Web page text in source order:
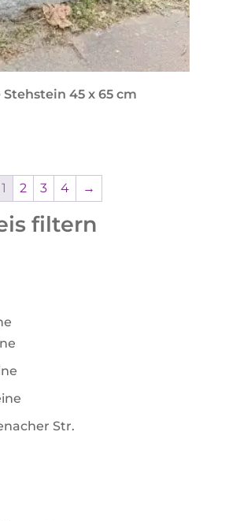
45 x 65 cm
1 2 3 4 →
filtern
Str.